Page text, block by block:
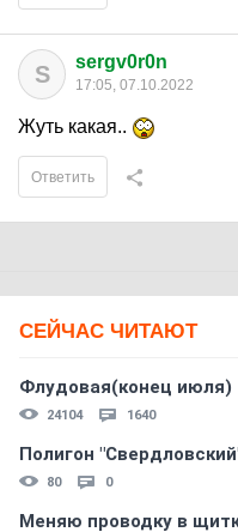
S sergv0r0n
17:05, 07.10.2022
Жуть какая..
Ответить
СЕЙЧАС ЧИТАЮТ
Флудовая(конец июля)
24104 1640
Полигон
80 0
Меняю проводку в